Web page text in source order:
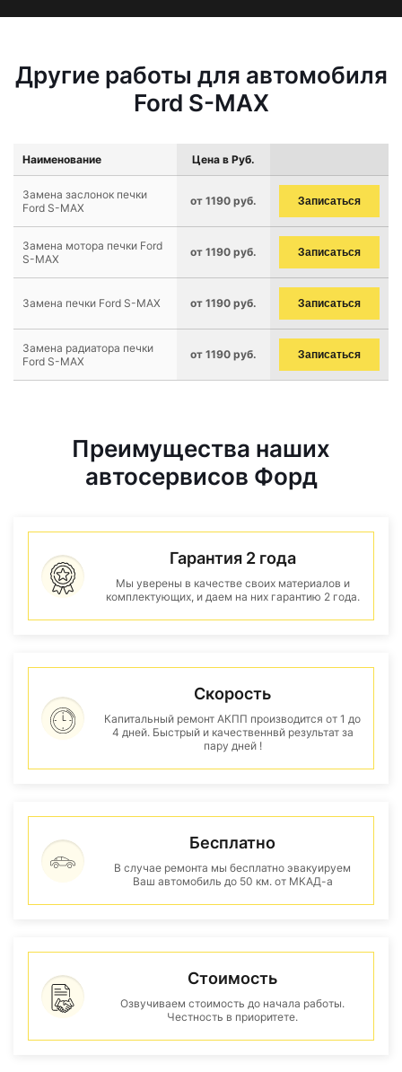
Другие работы для автомобиля
Ford S-MAX
Наименование Цена в Руб.
Замена заслонок печки
Ford S-MAX
от 1190 руб. Записаться
Замена мотора печки Ford
S-MAX
от 1190 руб. Записаться
Замена печки Ford S-MAX от 1190 руб. Записаться
Замена радиатора печки
Ford S-MAX
от 1190 руб. Записаться
Преимущества наших
автосервисов Форд
Гарантия 2 года
Мы уверены в качестве своих материалов и
комплектующих, и даем на них гарантию 2 года.
Скорость
Капитальный ремонт АКПП производится от 1 до
4 дней. Быстрый и качественнвй результат за
пару дней !
Бесплатно
В случае ремонта мы бесплатно эвакуируем
Ваш автомобиль до 50 км. от МКАД-а
Стоимость
Озвучиваем стоимость до начала работы.
Честность в приоритете.